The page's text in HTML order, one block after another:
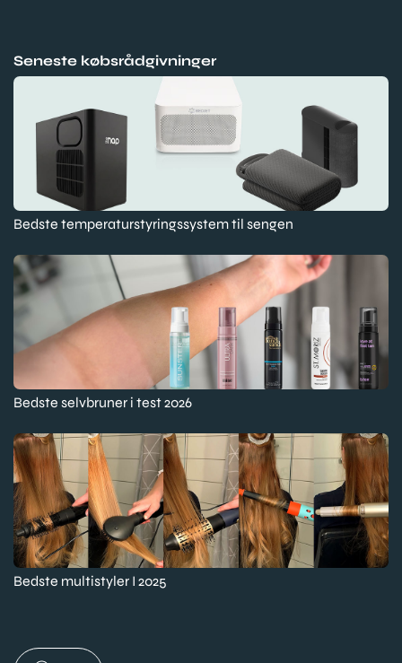
Seneste købsrådgivninger
Bedste temperaturstyringssystem til sengen
Bedste selvbruner i test 2026
Bedste multistyler I 2025